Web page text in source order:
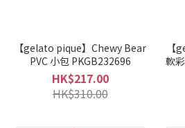
【gelato pique】Chewy Bear
PVC 小包 PKGB232696
HK$217.00
HK$310.00
【
軟